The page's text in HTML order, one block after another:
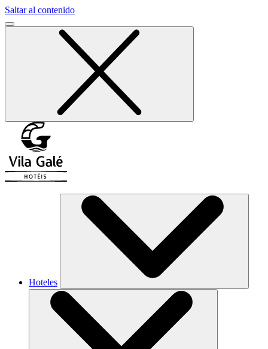
Saltar al contenido
Hoteles